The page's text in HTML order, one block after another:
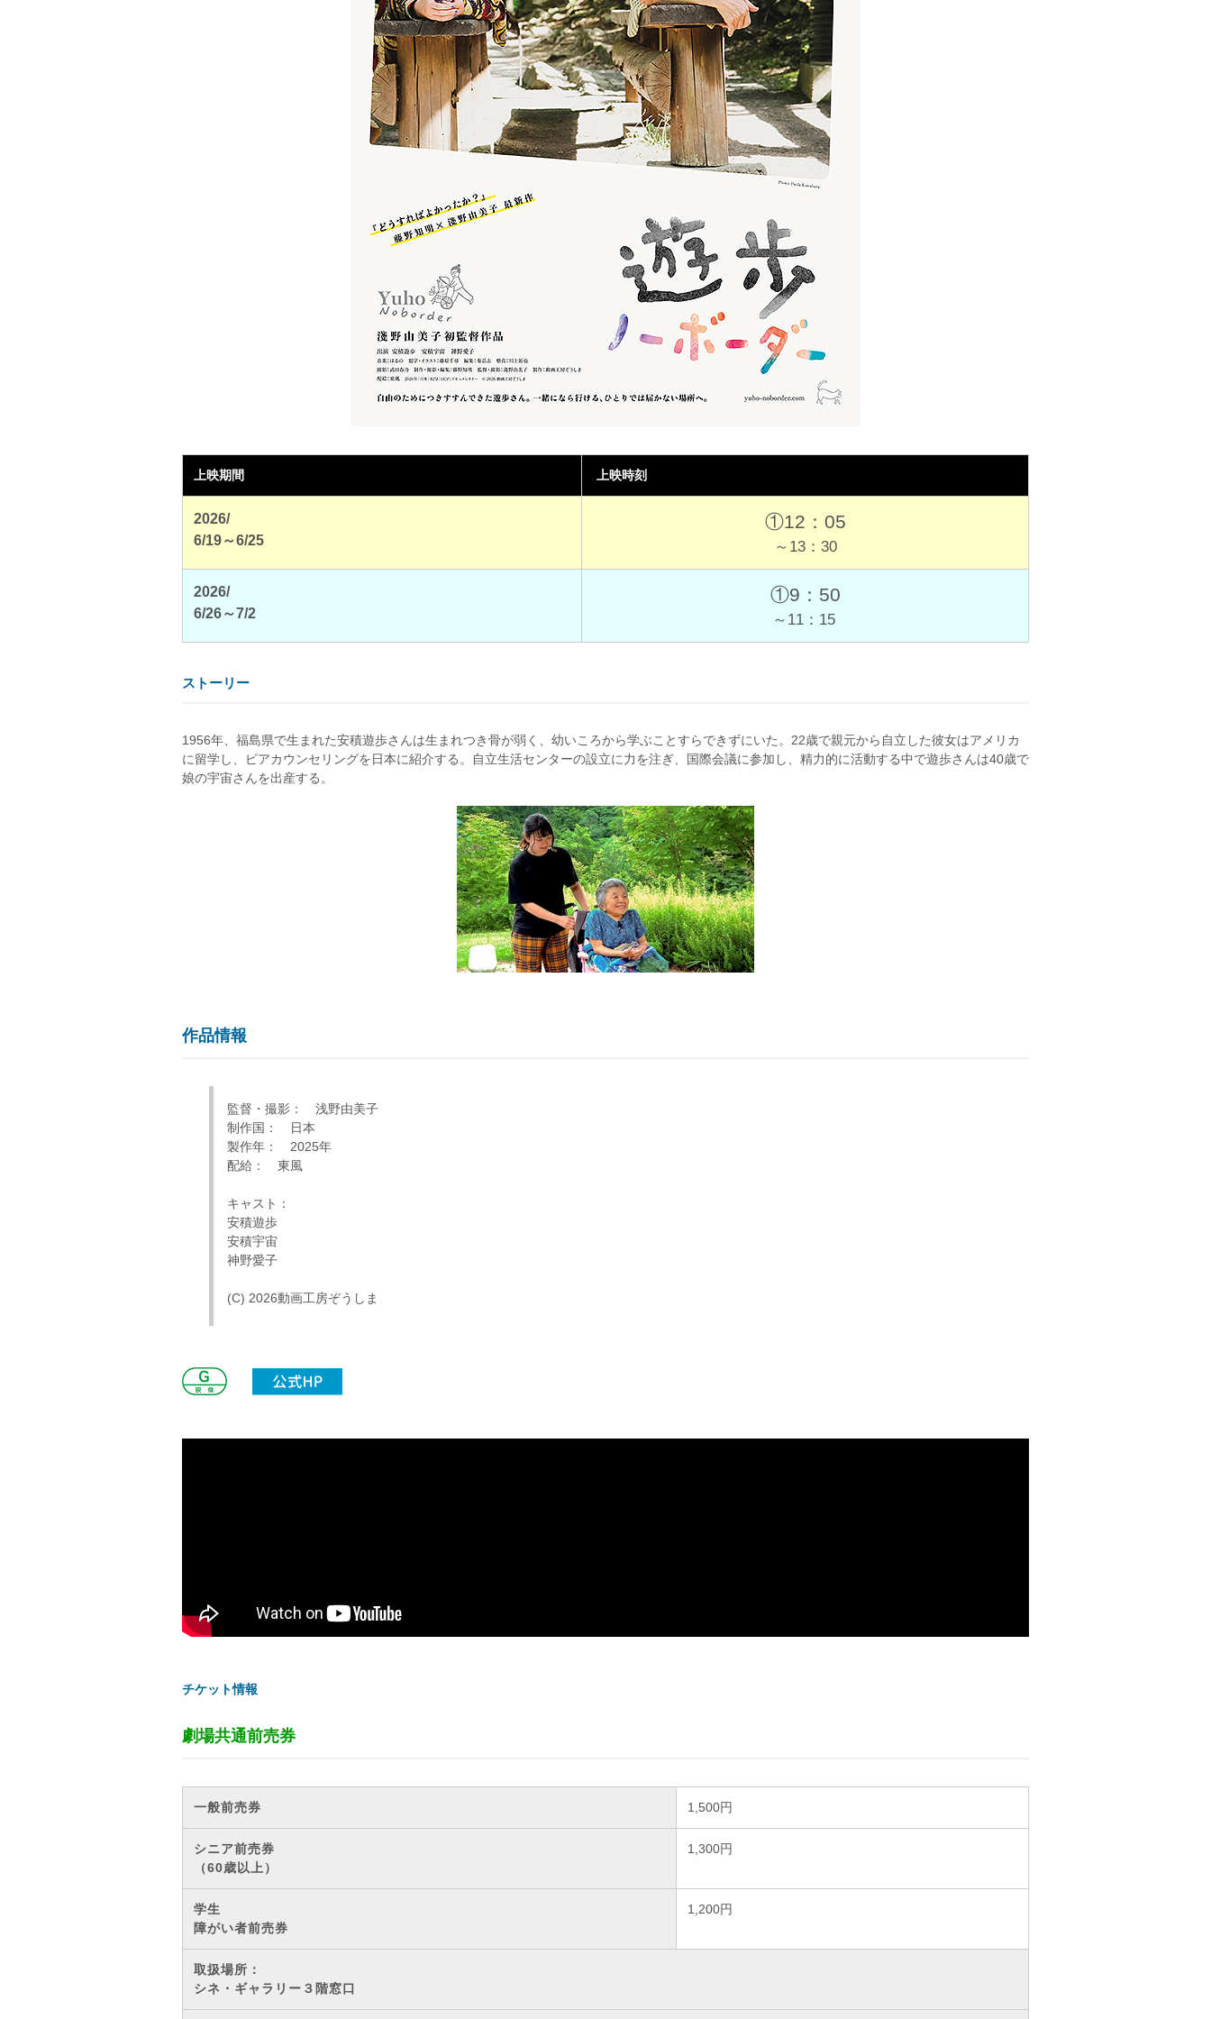
上映期間 上映時刻
2026/
6/19～6/25
①12：05
～13：30
2026/
6/26～7/2
①9：50
～11：15
ストーリー
1956年、福島県で生まれた安積遊歩さんは生まれつき骨が弱く、幼いころから学ぶことすらできずにいた。22歳で親元から自立した彼女はアメリカ
に留学し、ピアカウンセリングを日本に紹介する。自立生活センターの設立に力を注ぎ、国際会議に参加し、精力的に活動する中で遊歩さんは40歳で
娘の宇宙さんを出産する。
作品情報
監督・撮影： 浅野由美子
制作国： 日本
製作年： 2025年
配給： 東風
キャスト：
安積遊歩
安積宇宙
神野愛子
(C) 2026動画工房ぞうしま
チケット情報
劇場共通前売券
一般前売券 1,500円
シニア前売券
（60歳以上）
1,300円
学生
障がい者前売券
1,200円
取扱場所：
シネ・ギャラリー３階窓口